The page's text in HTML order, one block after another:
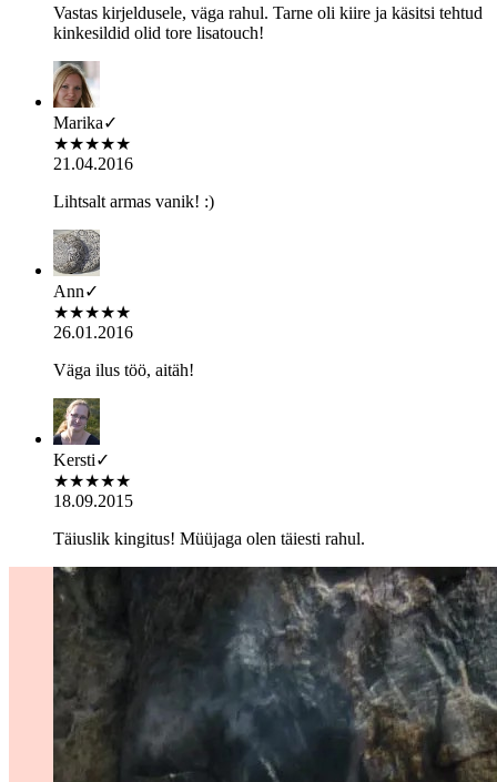
Vastas kirjeldusele, väga rahul. Tarne oli kiire ja käsitsi tehtud
kinkesildid olid tore lisatouch!
Marika✓
★★★★★
21.04.2016
Lihtsalt armas vanik! :)
Ann✓
★★★★★
26.01.2016
Väga ilus töö, aitäh!
Kersti✓
★★★★★
18.09.2015
Täiuslik kingitus! Müüjaga olen täiesti rahul.